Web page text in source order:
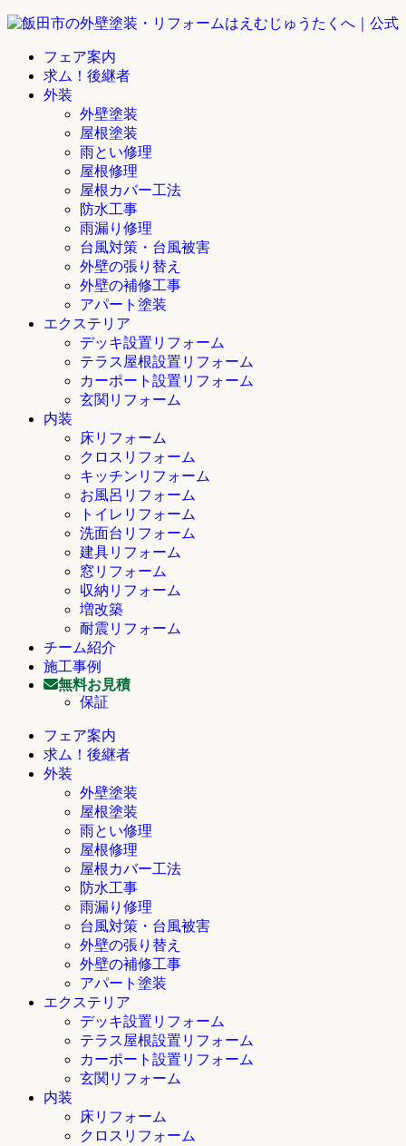
フェア案内
求ム！後継者
外装
外壁塗装
屋根塗装
雨とい修理
屋根修理
屋根カバー工法
防水工事
雨漏り修理
台風対策・台風被害
外壁の張り替え
外壁の補修工事
アパート塗装
エクステリア
デッキ設置リフォーム
テラス屋根設置リフォーム
カーポート設置リフォーム
玄関リフォーム
内装
床リフォーム
クロスリフォーム
キッチンリフォーム
お風呂リフォーム
トイレリフォーム
洗面台リフォーム
建具リフォーム
窓リフォーム
収納リフォーム
増改築
耐震リフォーム
チーム紹介
施工事例
無料お見積
保証
フェア案内
求ム！後継者
外装
外壁塗装
屋根塗装
雨とい修理
屋根修理
屋根カバー工法
防水工事
雨漏り修理
台風対策・台風被害
外壁の張り替え
外壁の補修工事
アパート塗装
エクステリア
デッキ設置リフォーム
テラス屋根設置リフォーム
カーポート設置リフォーム
玄関リフォーム
内装
床リフォーム
クロスリフォーム